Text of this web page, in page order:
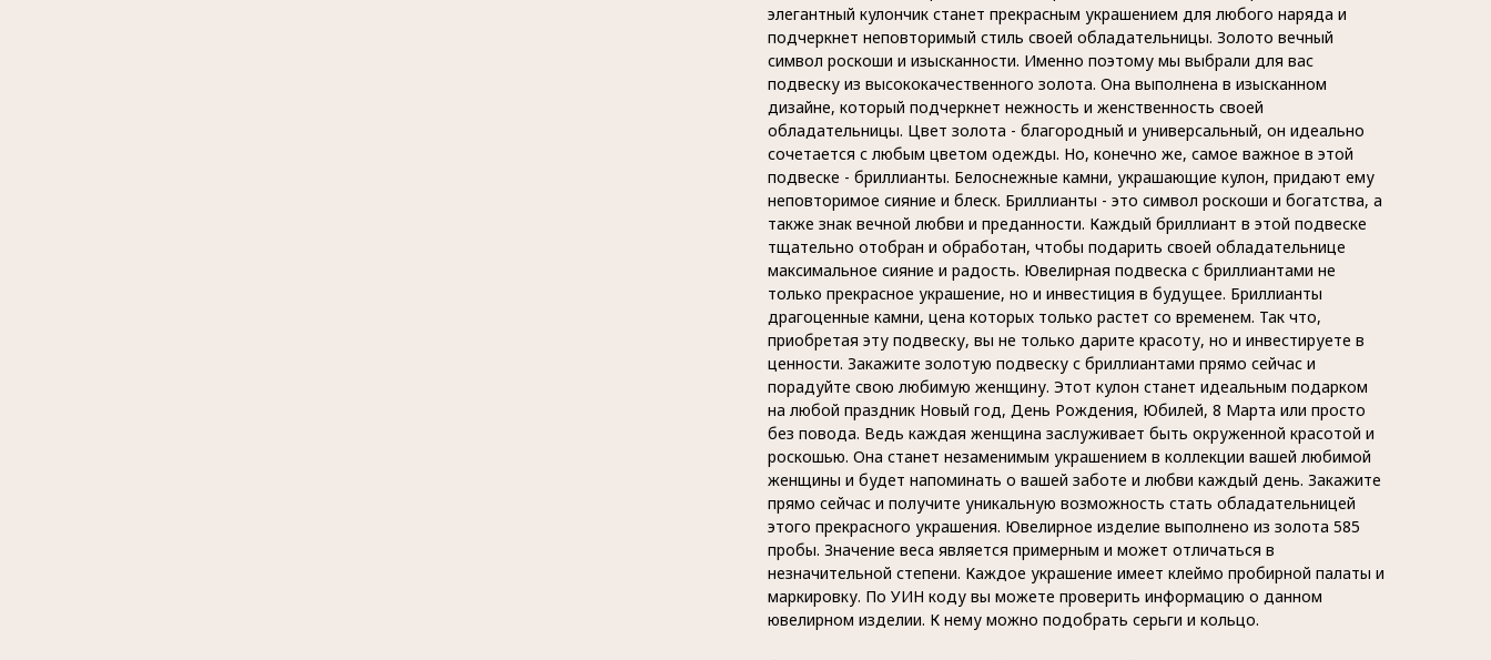
элегантный кулончик станет прекрасным украшением для любого наряда и
подчеркнет неповторимый стиль своей обладательницы. Золото вечный
символ роскоши и изысканности. Именно поэтому мы выбрали для вас
подвеску из высококачественного золота. Она выполнена в изысканном
дизайне, который подчеркнет нежность и женственность своей
обладательницы. Цвет золота - благородный и универсальный, он идеально
сочетается с любым цветом одежды. Но, конечно же, самое важное в этой
подвеске - бриллианты. Белоснежные камни, украшающие кулон, придают ему
неповторимое сияние и блеск. Бриллианты - это символ роскоши и богатства, а
также знак вечной любви и преданности. Каждый бриллиант в этой подвеске
тщательно отобран и обработан, чтобы подарить своей обладательнице
максимальное сияние и радость. Ювелирная подвеска с бриллиантами не
только прекрасное украшение, но и инвестиция в будущее. Бриллианты
драгоценные камни, цена которых только растет со временем. Так что,
приобретая эту подвеску, вы не только дарите красоту, но и инвестируете в
ценности. Закажите золотую подвеску с бриллиантами прямо сейчас и
порадуйте свою любимую женщину. Этот кулон станет идеальным подарком
на любой праздник Новый год, День Рождения, Юбилей, 8 Марта или просто
без повода. Ведь каждая женщина заслуживает быть окруженной красотой и
роскошью. Она станет незаменимым украшением в коллекции вашей любимой
женщины и будет напоминать о вашей заботе и любви каждый день. Закажите
прямо сейчас и получите уникальную возможность стать обладательницей
этого прекрасного украшения. Ювелирное изделие выполнено из золота 585
пробы. Значение веса является примерным и может отличаться в
незначительной степени. Каждое украшение имеет клеймо пробирной палаты и
маркировку. По УИН коду вы можете проверить информацию о данном
ювелирном изделии. К нему можно подобрать серьги и кольцо.